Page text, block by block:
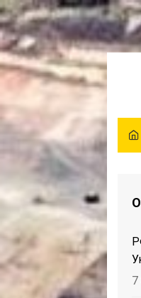
Skip
to
7